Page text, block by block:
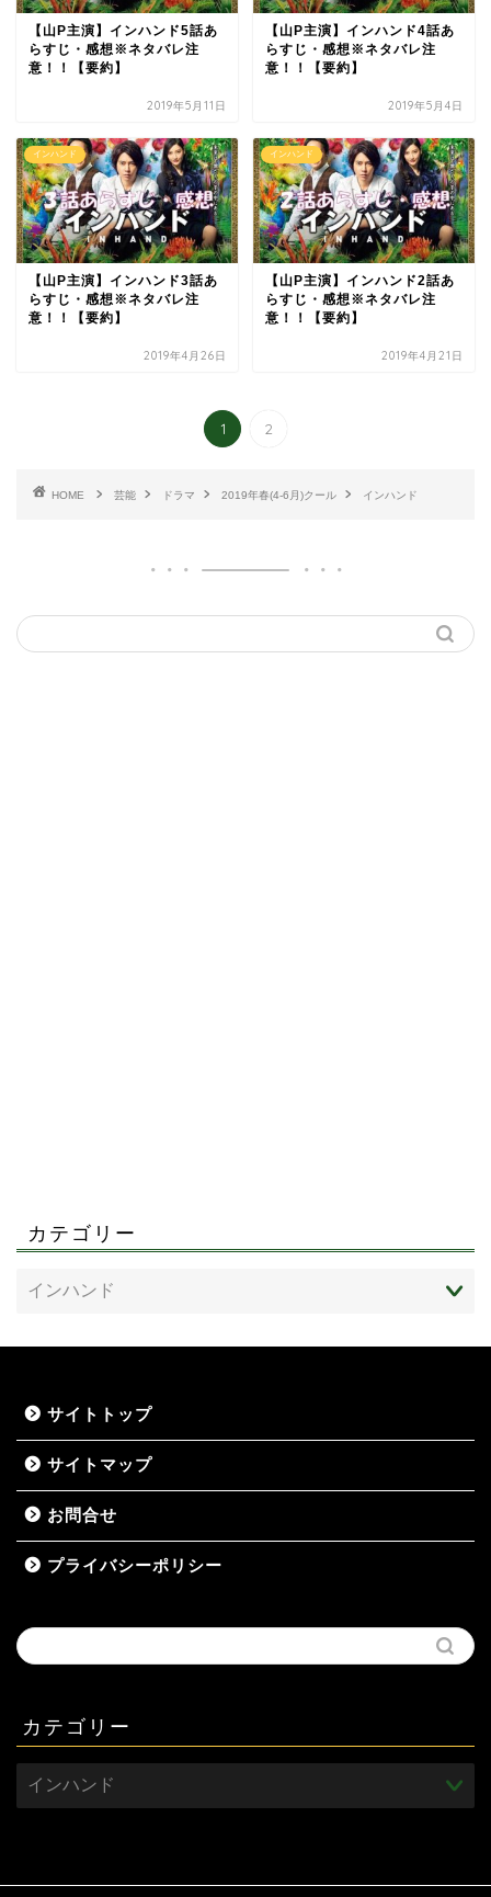
【山P主演】インハンド5話あ
らすじ・感想※ネタバレ注
意！！【要約】
2019年5月11日
【山P主演】インハンド4話あ
らすじ・感想※ネタバレ注
意！！【要約】
2019年5月4日
インハンド
【山P主演】インハンド3話あ
らすじ・感想※ネタバレ注
意！！【要約】
2019年4月26日
インハンド
【山P主演】インハンド2話あ
らすじ・感想※ネタバレ注
意！！【要約】
2019年4月21日
1 2
HOME 芸能 ドラマ 2019年春(4-6月)クール インハンド
カテゴリー
サイトトップ
サイトマップ
お問合せ
プライバシーポリシー
カテゴリー